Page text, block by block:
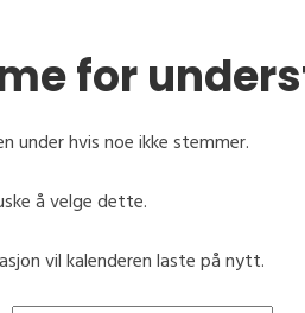
for
under hvis noe ikke stemmer.
å velge dette.
vil kalenderen laste på nytt.